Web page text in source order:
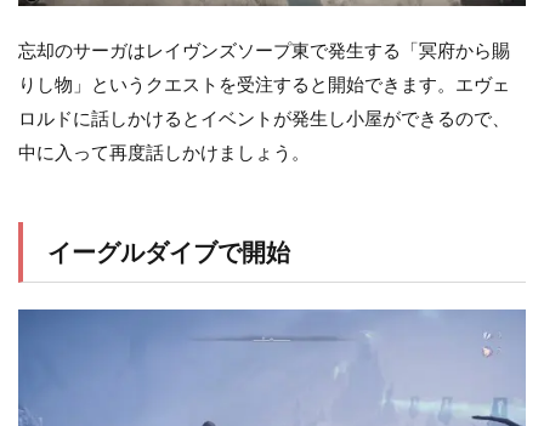
忘却のサーガはレイヴンズソープ東で発生する「冥府から賜
りし物」というクエストを受注すると開始できます。エヴェ
ロルドに話しかけるとイベントが発生し小屋ができるので、
中に入って再度話しかけましょう。
イーグルダイブで開始